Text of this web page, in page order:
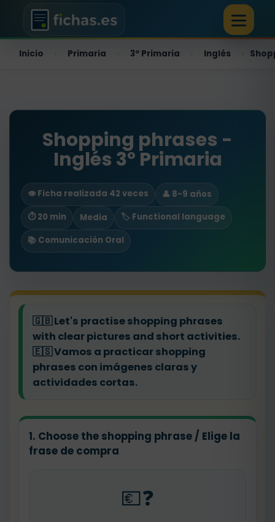
Inicio Primaria 3º Primaria Inglés
Shopping phrases -
Inglés 3º Primaria
👁️ Ficha realizada 42 veces
👤 8-9 años
⏱ 20 min
Media
🏷️ Functional language
📚 Comunicación Oral
🇬🇧Let's practise shopping phrases
with clear pictures and short activities.
🇪🇸Vamos a practicar shopping
phrases con imágenes claras y
actividades cortas.
1. Choose the shopping phrase / Elige la
frase de compra
💶❓